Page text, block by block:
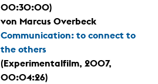
00:30:00)
von Marcus Overbeck
Communication: to connect to
the others
(Experimentalfilm, 2007,
00:04:26)